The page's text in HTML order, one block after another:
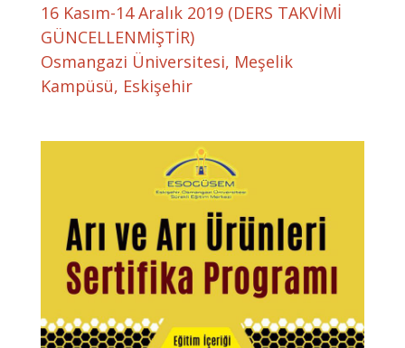
16 Kasım-14 Aralık 2019 (DERS TAKVİMİ
GÜNCELLENMİŞTİR)
Osmangazi Üniversitesi, Meşelik
Kampüsü, Eskişehir